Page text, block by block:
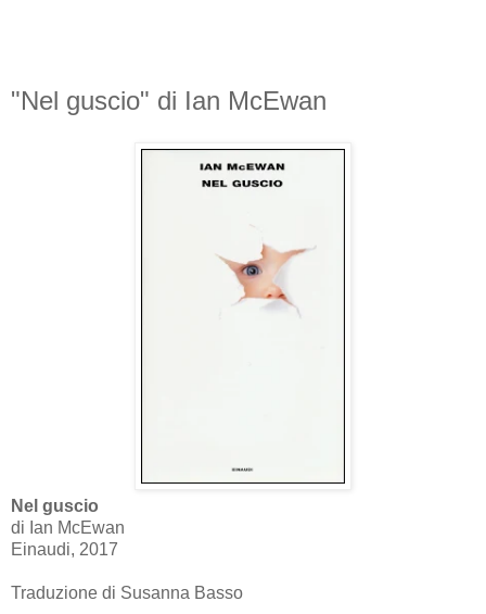
"Nel guscio" di Ian McEwan
Nel guscio
di Ian McEwan
Einaudi, 2017
Traduzione di Susanna Basso